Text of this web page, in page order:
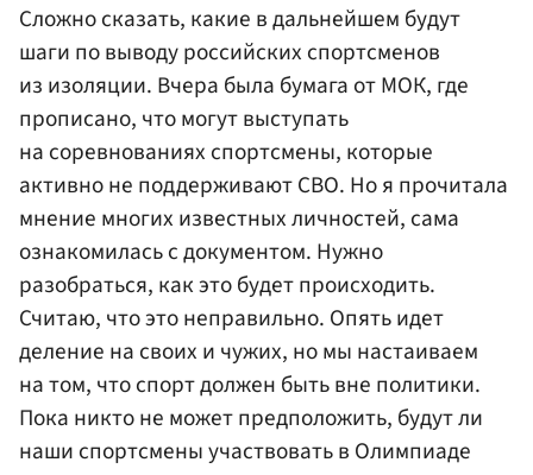
Сложно сказать, какие в дальнейшем будут
шаги по выводу российских спортсменов
из изоляции. Вчера была бумага от МОК, где
прописано, что могут выступать
на соревнованиях спортсмены, которые
активно не поддерживают СВО. Но я прочитала
мнение многих известных личностей, сама
ознакомилась с документом. Нужно
разобраться, как это будет происходить.
Считаю, что это неправильно. Опять идет
деление на своих и чужих, но мы настаиваем
на том, что спорт должен быть вне политики.
Пока никто не может предположить, будут ли
наши спортсмены участвовать в Олимпиаде